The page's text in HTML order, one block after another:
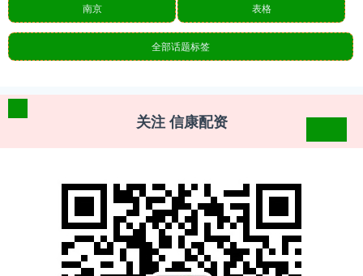
南京 表格
全部话题标签
关注 信康配资